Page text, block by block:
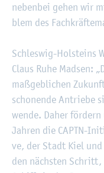
ne­ben­bei gehen wir
blem des
Schles­wig-Hol­steins
Claus Ruhe Madsen:
ma­ß­geb­li­chen
scho­nen­de An­trie­be
wen­de. Daher
Jah­ren die CAPTN-
ve, der Stadt Kiel
den nächs­ten